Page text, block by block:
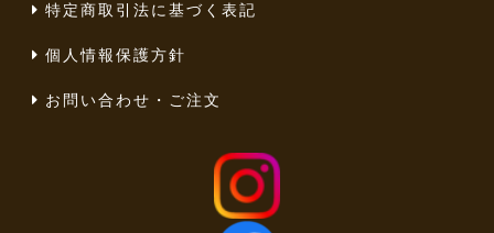
特定商取引法に基づく表記
個人情報保護方針
お問い合わせ・ご注文